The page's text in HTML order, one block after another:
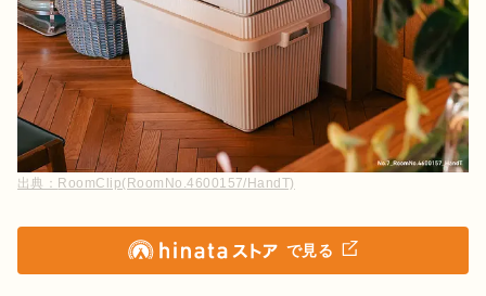
出典： RoomClip(RoomNo.4600157/HandT)
で見る